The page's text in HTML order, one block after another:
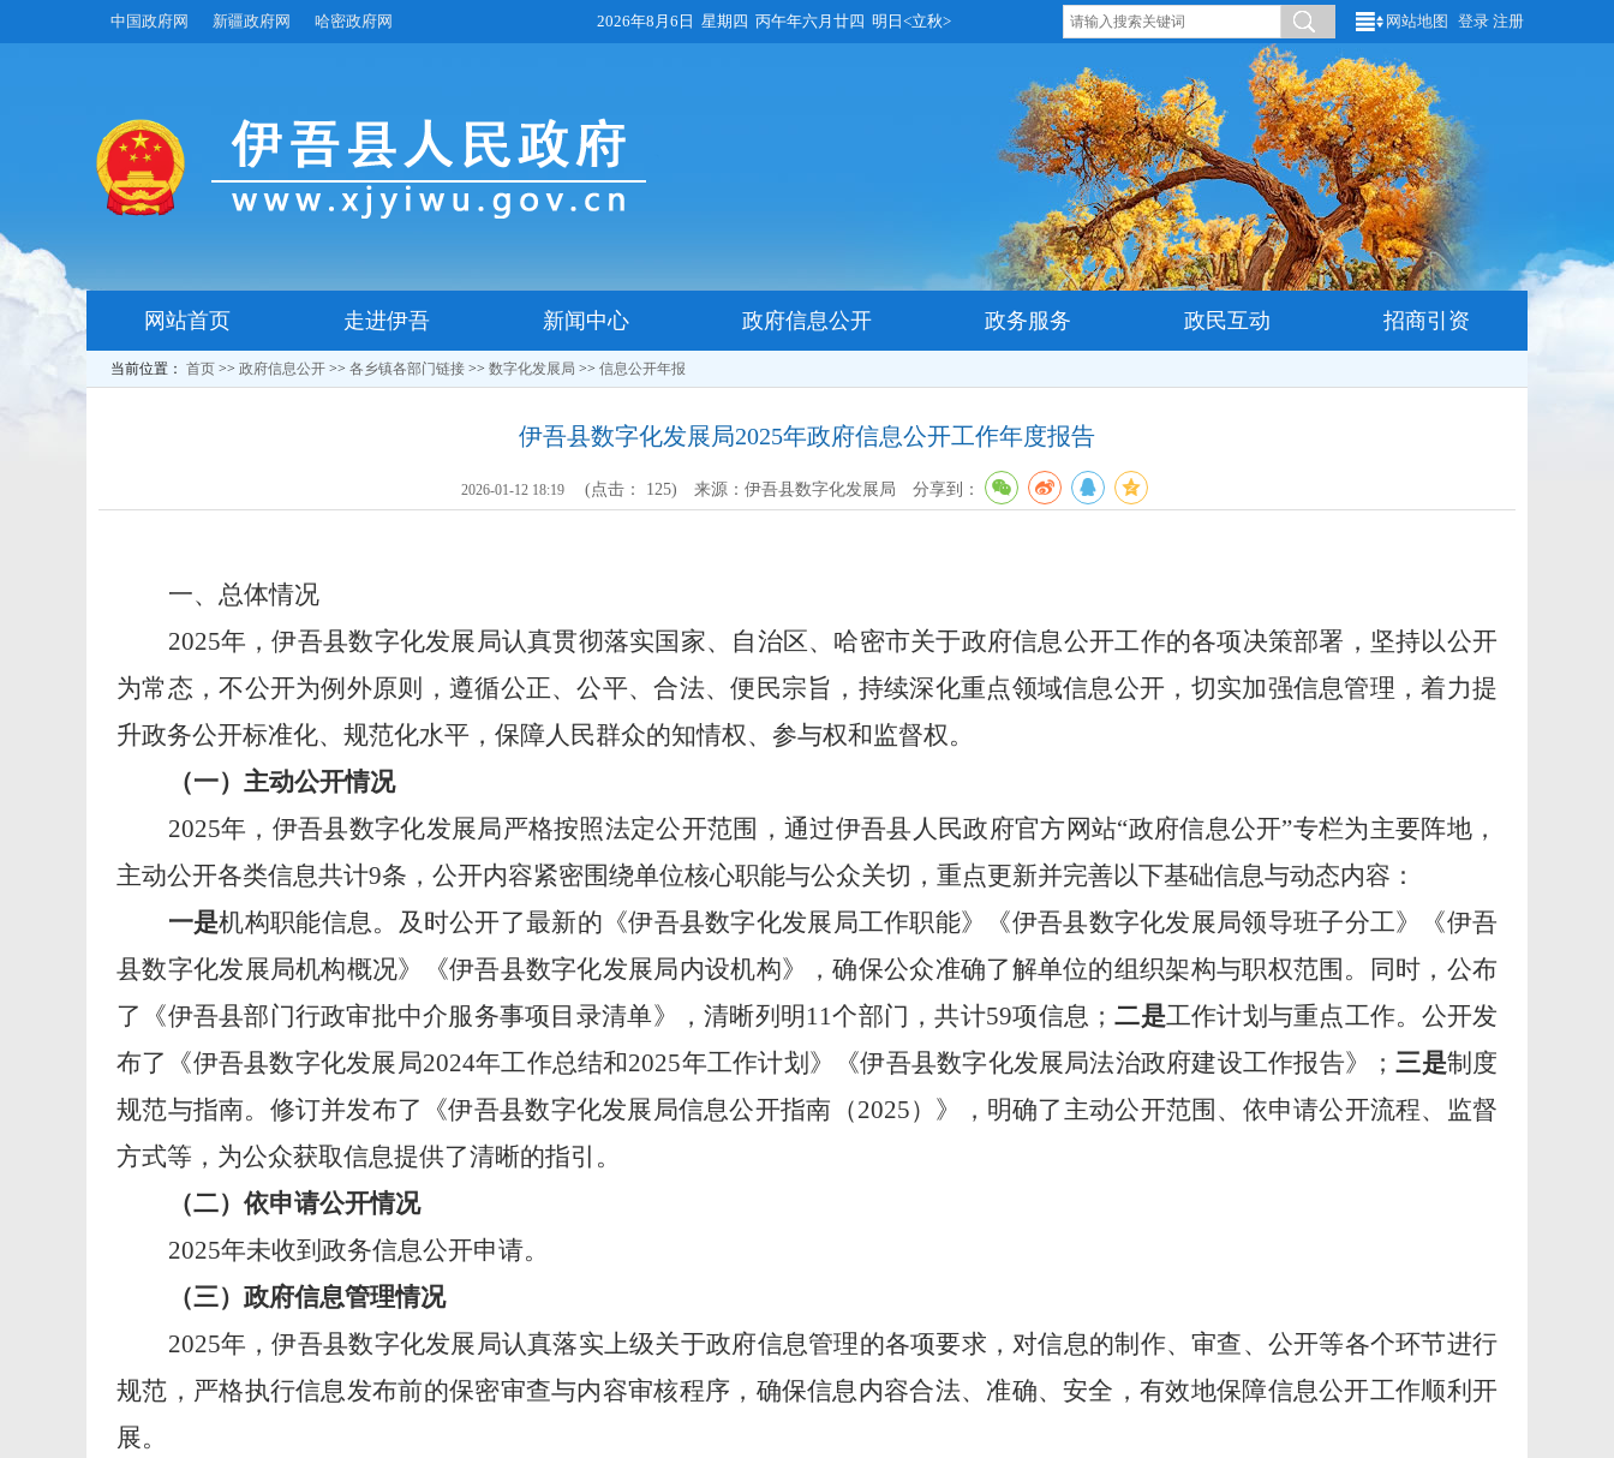
中国政府网 新疆政府网 哈密政府网 2026年8月6日 星期四 丙午年六月廿四 明日<立秋> 网站地图 登录 注册
网站首页 走进伊吾 新闻中心 政府信息公开 政务服务 政民互动 招商引资
当前位置： 首页 >> 政府信息公开 >> 各乡镇各部门链接 >> 数字化发展局 >> 信息公开年报
伊吾县数字化发展局2025年政府信息公开工作年度报告
2026-01-12 18:19 (点击： 125) 来源：伊吾县数字化发展局 分享到：
一、总体情况
2025年，伊吾县数字化发展局认真贯彻落实国家、自治区、哈密市关于政府信息公开工作的各项决策部署，坚持以公开
为常态，不公开为例外原则，遵循公正、公平、合法、便民宗旨，持续深化重点领域信息公开，切实加强信息管理，着力提
升政务公开标准化、规范化水平，保障人民群众的知情权、参与权和监督权。
（一）主动公开情况
2025年，伊吾县数字化发展局严格按照法定公开范围，通过伊吾县人民政府官方网站“政府信息公开”专栏为主要阵地，
主动公开各类信息共计9条，公开内容紧密围绕单位核心职能与公众关切，重点更新并完善以下基础信息与动态内容：
一是机构职能信息。及时公开了最新的《伊吾县数字化发展局工作职能》《伊吾县数字化发展局领导班子分工》《伊吾
县数字化发展局机构概况》《伊吾县数字化发展局内设机构》，确保公众准确了解单位的组织架构与职权范围。同时，公布
了《伊吾县部门行政审批中介服务事项目录清单》，清晰列明 11个部门，共计59项信息；二是工作计划与重点工作。公开发
布了《伊吾县数字化发展局2024年工作总结和2025年工作计划》《伊吾县数字化发展局法治政府建设工作报告》；三是制度
规范与指南。修订并发布了《伊吾县数字化发展局信息公开指南（2025）》，明确了主动公开范围、依申请公开流程、监督
方式等，为公众获取信息提供了清晰的指引。
（二）依申请公开情况
2025年未收到政务信息公开申请。
（三）政府信息管理情况
2025年，伊吾县数字化发展局认真落实上级关于政府信息管理的各项要求，对信息的制作、审查、公开等各个环节进行
规范，严格执行信息发布前的保密审查与内容审核程序，确保信息内容合法、准确、安全，有效地保障信息公开工作顺利开
展。